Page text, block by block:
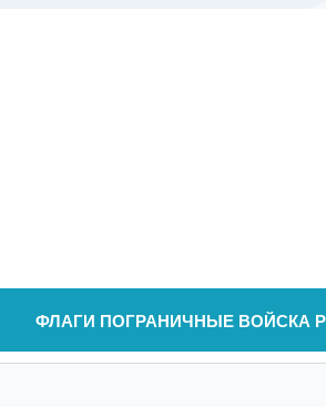
ФЛАГИ ПОГРАНИЧНЫЕ ВОЙСКА